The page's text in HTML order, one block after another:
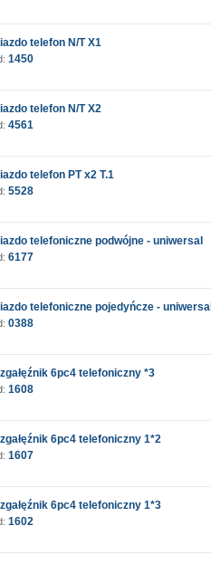
telefon N/T X1
1450
telefon N/T X2
4561
telefon PT x2 T.1
5528
telefoniczne podwójne - uniwersal
6177
telefoniczne pojedyńcze - uniwersal
0388
6pc4 telefoniczny *3
1608
6pc4 telefoniczny 1*2
1607
6pc4 telefoniczny 1*3
1602